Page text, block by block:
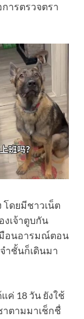
ารตรวจตรา
โดยมีชาวเน็ต
เจ้าตูบกัน
มือนอารมณ์ตอน
ำชั้นก็เดินมา
ค่ 18 วัน ยังใช้
ตามมาเช็กชื่